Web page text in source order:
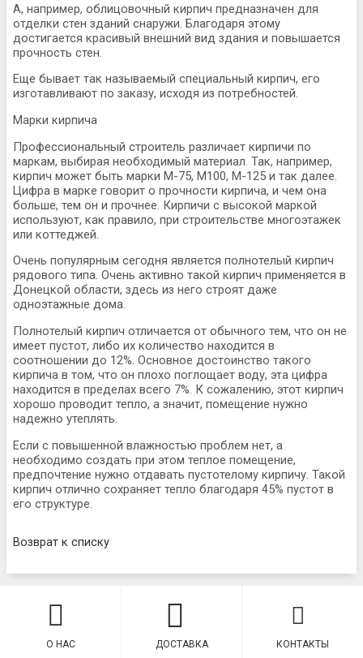
А, например, облицовочный кирпич предназначен для
отделки стен зданий снаружи. Благодаря этому
достигается красивый внешний вид здания и повышается
прочность стен.
Еще бывает так называемый специальный кирпич, его
изготавливают по заказу, исходя из потребностей.
Марки кирпича
Профессиональный строитель различает кирпичи по
маркам, выбирая необходимый материал. Так, например,
кирпич может быть марки M-75, M100, M-125 и так далее.
Цифра в марке говорит о прочности кирпича, и чем она
больше, тем он и прочнее. Кирпичи с высокой маркой
используют, как правило, при строительстве многоэтажек
или коттеджей.
Очень популярным сегодня является полнотелый кирпич
рядового типа. Очень активно такой кирпич применяется в
Донецкой области, здесь из него строят даже
одноэтажные дома.
Полнотелый кирпич отличается от обычного тем, что он не
имеет пустот, либо их количество находится в
соотношении до 12%. Основное достоинство такого
кирпича в том, что он плохо поглощает воду, эта цифра
находится в пределах всего 7%. К сожалению, этот кирпич
хорошо проводит тепло, а значит, помещение нужно
надежно утеплять.
Если с повышенной влажностью проблем нет, а
необходимо создать при этом теплое помещение,
предпочтение нужно отдавать пустотелому кирпичу. Такой
кирпич отлично сохраняет тепло благодаря 45% пустот в
его структуре.
Возврат к списку
О НАС ДОСТАВКА КОНТАКТЫ